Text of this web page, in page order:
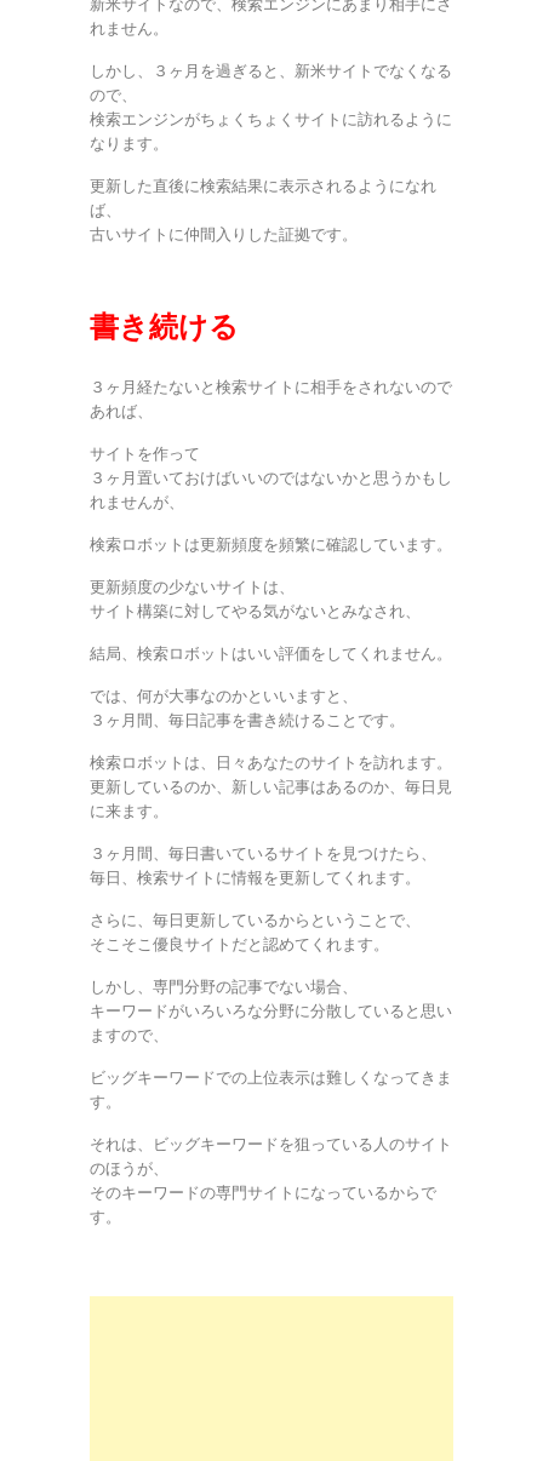
れません。
しかし、３ヶ月を過ぎると、新米サイトでなくなる
ので、
検索エンジンがちょくちょくサイトに訪れるように
なります。
更新した直後に検索結果に表示されるようになれ
ば、
古いサイトに仲間入りした証拠です。
書き続ける
３ヶ月経たないと検索サイトに相手をされないので
あれば、
サイトを作って
３ヶ月置いておけばいいのではないかと思うかもし
れませんが、
検索ロボットは更新頻度を頻繁に確認しています。
更新頻度の少ないサイトは、
サイト構築に対してやる気がないとみなされ、
結局、検索ロボットはいい評価をしてくれません。
では、何が大事なのかといいますと、
３ヶ月間、毎日記事を書き続けることです。
検索ロボットは、日々あなたのサイトを訪れます。
更新しているのか、新しい記事はあるのか、毎日見
に来ます。
３ヶ月間、毎日書いているサイトを見つけたら、
毎日、検索サイトに情報を更新してくれます。
さらに、毎日更新しているからということで、
そこそこ優良サイトだと認めてくれます。
しかし、専門分野の記事でない場合、
キーワードがいろいろな分野に分散していると思い
ますので、
ビッグキーワードでの上位表示は難しくなってきま
す。
それは、ビッグキーワードを狙っている人のサイト
のほうが、
そのキーワードの専門サイトになっているからで
す。